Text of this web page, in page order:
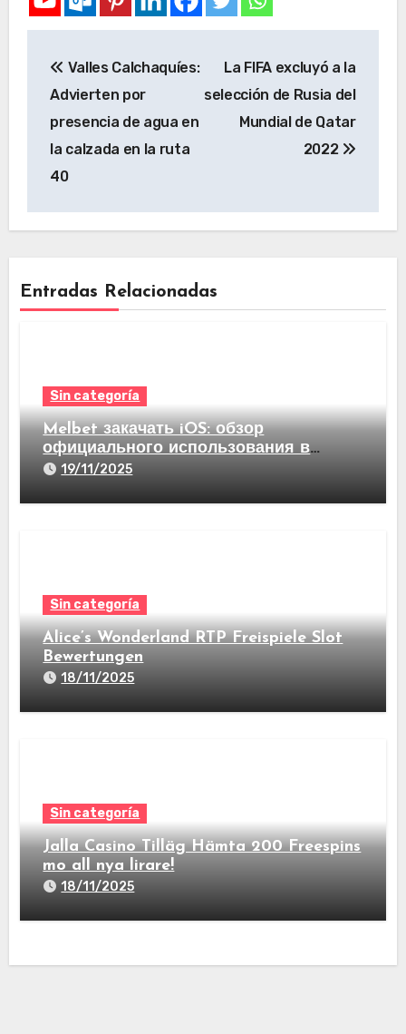
Valles Calchaquíes:
Advierten por
presencia de agua en
la calzada en la ruta
40
La FIFA excluyó a la
selección de Rusia del
Mundial de Qatar
2022
Entradas Relacionadas
Sin categoría
Melbet закачать iOS: обзор
официального использования в
видах став на спорт а еще казино
19/11/2025
Sin categoría
Alice’s Wonderland RTP Freispiele Slot
Bewertungen
18/11/2025
Sin categoría
Jalla Casino Tilläg Hämta 200 Freespins
mo all nya lirare!
18/11/2025